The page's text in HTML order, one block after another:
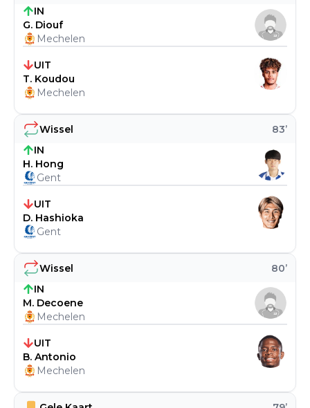
Wissel 80’
IN
M. Decoene
Mechelen
UIT
B. Antonio
Mechelen
Wissel 83’
IN
H. Hong
Gent
UIT
D. Hashioka
Gent
IN
G. Diouf
Mechelen
UIT
T. Koudou
Mechelen